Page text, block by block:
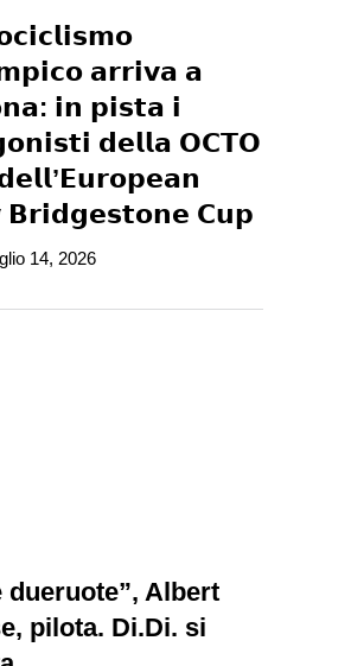
𝗮𝗿𝗿𝗶𝘃𝗮 𝗮
𝗶𝗻 𝗽𝗶𝘀𝘁𝗮 𝗶
𝗱𝗲𝗹𝗹𝗮 𝗢𝗖𝗧𝗢
𝗖𝘂𝗽
14, 2026
dueruote”, Albert
pilota. Di.Di. si